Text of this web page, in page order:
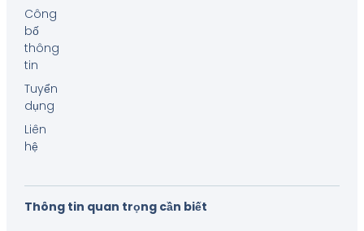
Công
bố
thông
tin
Tuyển
dụng
Liên
hệ
Thông tin quan trọng cần biết